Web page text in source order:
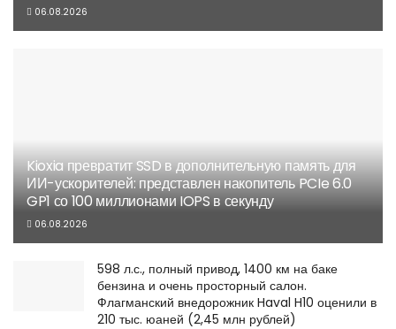
06.08.2026
Kioxia превратит SSD в дополнительную память для
ИИ-ускорителей: представлен накопитель PCIe 6.0
GP1 со 100 миллионами IOPS в секунду
06.08.2026
598 л.с., полный привод, 1400 км на баке
бензина и очень просторный салон.
Флагманский внедорожник Haval H10 оценили в
210 тыс. юаней (2,45 млн рублей)